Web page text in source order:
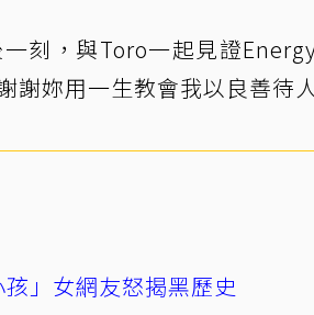
刻，與Toro一起見證
妳用一生教會我以良善待人
」女網友怒揭黑歷史